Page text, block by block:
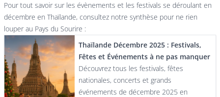
Pour tout savoir sur les évènements et les festivals se déroulant en
décembre en Thaïlande, consultez notre synthèse pour ne rien
louper au Pays du Sourire :
Thaïlande Décembre 2025 : Festivals,
Fêtes et Événements à ne pas manquer
Découvrez tous les festivals, fêtes
nationales, concerts et grands
événements de décembre 2025 en